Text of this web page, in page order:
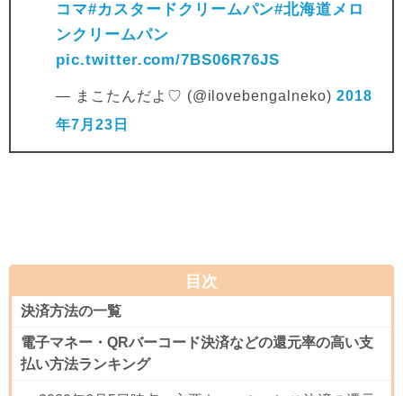
コマ#カスタードクリームパン#北海道メロ
ンクリームパン
pic.twitter.com/7BS06R76JS
— まこたんだよ♡ (@ilovebengalneko) 2018
年7月23日
目次
決済方法の一覧
電子マネー・QRバーコード決済などの還元率の高い支
払い方法ランキング